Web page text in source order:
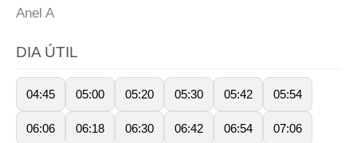
Anel A
DIA ÚTIL
04:45 05:00 05:20 05:30 05:42 05:54
06:06 06:18 06:30 06:42 06:54 07:06